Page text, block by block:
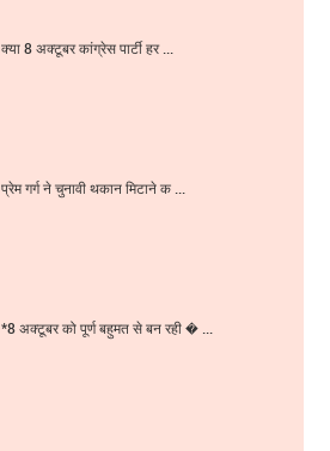
क्या 8 अक्टूबर कांग्रेस पार्टी हर ...
प्रेम गर्ग ने चुनावी थकान मिटाने क ...
*8 अक्टूबर को पूर्ण बहुमत से बन रही � ...